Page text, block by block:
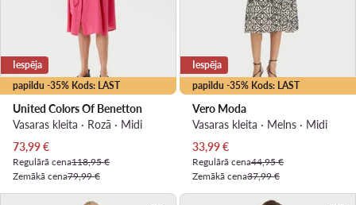
papildu -35% Kods: LAST
Iespēja
United Colors Of Benetton
Vasaras kleita · Rozā · Midi
Pašreizējā cena
73,99€
Regulārā cena118,95 €
Zemākā cena79,99 €
papildu -35% Kods: LAST
Iespēja
Vero Moda
Vasaras kleita · Melns · Midi
Pašreizējā cena
33,99€
Regulārā cena44,95 €
Zemākā cena37,99 €